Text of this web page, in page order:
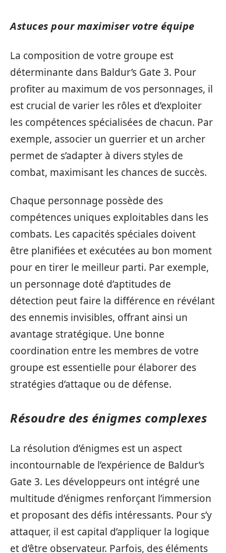
Astuces pour maximiser votre équipe
La composition de votre groupe est
déterminante dans Baldur’s Gate 3. Pour
profiter au maximum de vos personnages, il
est crucial de varier les rôles et d’exploiter
les compétences spécialisées de chacun. Par
exemple, associer un guerrier et un archer
permet de s’adapter à divers styles de
combat, maximisant les chances de succès.
Chaque personnage possède des
compétences uniques exploitables dans les
combats. Les capacités spéciales doivent
être planifiées et exécutées au bon moment
pour en tirer le meilleur parti. Par exemple,
un personnage doté d’aptitudes de
détection peut faire la différence en révélant
des ennemis invisibles, offrant ainsi un
avantage stratégique. Une bonne
coordination entre les membres de votre
groupe est essentielle pour élaborer des
stratégies d’attaque ou de défense.
Résoudre des énigmes complexes
La résolution d’énigmes est un aspect
incontournable de l’expérience de Baldur’s
Gate 3. Les développeurs ont intégré une
multitude d’énigmes renforçant l’immersion
et proposant des défis intéressants. Pour s’y
attaquer, il est capital d’appliquer la logique
et d’être observateur. Parfois, des éléments